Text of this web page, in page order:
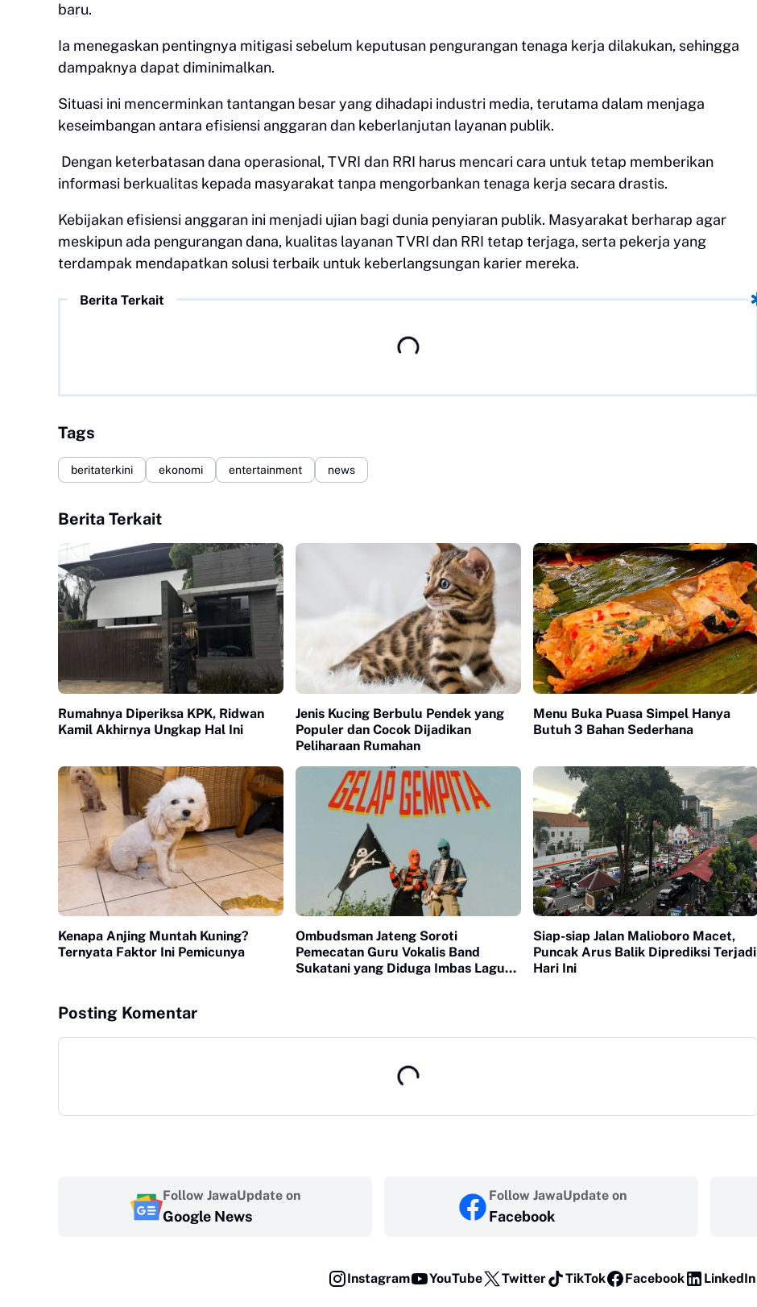
baru.
Ia menegaskan pentingnya mitigasi sebelum keputusan pengurangan tenaga kerja dilakukan, sehingga
dampaknya dapat diminimalkan.
Situasi ini mencerminkan tantangan besar yang dihadapi industri media, terutama dalam menjaga
keseimbangan antara efisiensi anggaran dan keberlanjutan layanan publik.
Dengan keterbatasan dana operasional, TVRI dan RRI harus mencari cara untuk tetap memberikan
informasi berkualitas kepada masyarakat tanpa mengorbankan tenaga kerja secara drastis.
Kebijakan efisiensi anggaran ini menjadi ujian bagi dunia penyiaran publik. Masyarakat berharap agar
meskipun ada pengurangan dana, kualitas layanan TVRI dan RRI tetap terjaga, serta pekerja yang
terdampak mendapatkan solusi terbaik untuk keberlangsungan karier mereka.
Berita Terkait
Tags
beritaterkini ekonomi entertainment news
Berita Terkait
Rumahnya Diperiksa KPK, Ridwan
Kamil Akhirnya Ungkap Hal Ini
Jenis Kucing Berbulu Pendek yang
Populer dan Cocok Dijadikan
Peliharaan Rumahan
Menu Buka Puasa Simpel Hanya
Butuh 3 Bahan Sederhana
Kenapa Anjing Muntah Kuning?
Ternyata Faktor Ini Pemicunya
Ombudsman Jateng Soroti
Pemecatan Guru Vokalis Band
Sukatani yang Diduga Imbas Lagu
Siap-siap Jalan Malioboro Macet,
Puncak Arus Balik Diprediksi Terjadi
Hari Ini
Posting Komentar
Follow JawaUpdate on
Google News
Follow JawaUpdate on
Facebook
Instagram YouTube Twitter TikTok Facebook LinkedIn